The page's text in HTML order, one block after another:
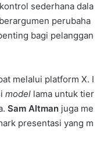
sederhana dala
perubaha
bagi pelanggan
melalui platform X. I
model lama untuk tier
Sam Altman juga me
presentasi yang m